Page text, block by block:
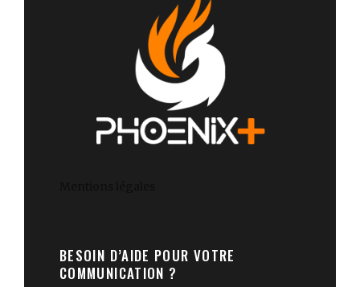
BESOIN D’AIDE POUR VOTRE
COMMUNICATION ?